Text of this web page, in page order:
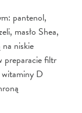
pantenol,
masło Shea,
niskie
preparacie filtr
D